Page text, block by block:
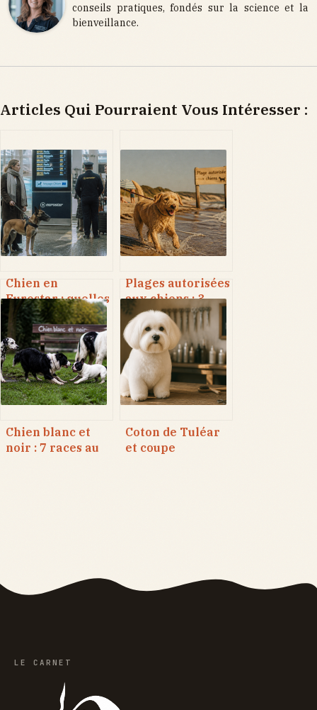
conseils pratiques, fondés sur la science et la
bienveillance.
Articles Qui Pourraient Vous Intéresser :
Chien en
Eurostar : quelles
lignes autorisées,
quels tarifs et
quelles
alternatives ?
Plages autorisées
aux chiens : 3
règles d’or pour
éviter les
amendes et
profiter du
littoral
Chien blanc et
noir : 7 races au
Coton de Tuléar
et coupe
LE CARNET